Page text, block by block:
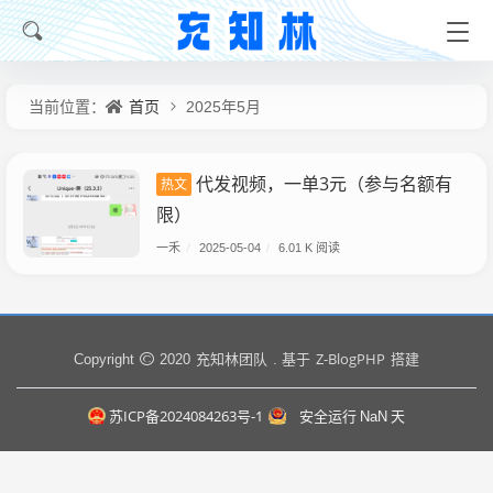
当前位置： 首页 2025年5月
热文 代发视频，一单3元（参与名额有
限）
一禾 2025-05-04 6.01 K 阅读
Copyright 2020 充知林团队 . 基于 Z-BlogPHP 搭建
苏ICP备2024084263号-1 安全运行 NaN 天